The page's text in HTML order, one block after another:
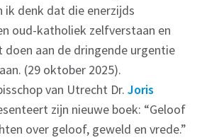
ik denk dat die enerzijds
oud-katholiek zelfverstaan en
doen aan de dringende urgentie
(29 oktober 2025).
van Utrecht Dr. Joris
zijn nieuwe boek: “Geloof
over geloof, geweld en vrede.”